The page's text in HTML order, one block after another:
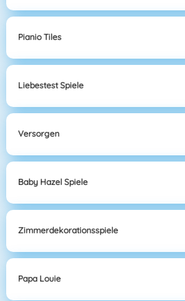
Pianio Tiles
Liebestest Spiele
Versorgen
Baby Hazel Spiele
Zimmerdekorationsspiele
Papa Louie